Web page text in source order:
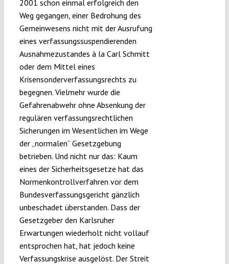
2001 schon einmal erfolgreich den
Weg gegangen, einer Bedrohung des
Gemeinwesens nicht mit der Ausrufung
eines verfassungssuspendierenden
Ausnahmezustandes à la Carl Schmitt
oder dem Mittel eines
Krisensonderverfassungsrechts zu
begegnen. Vielmehr wurde die
Gefahrenabwehr ohne Absenkung der
regulären verfassungsrechtlichen
Sicherungen im Wesentlichen im Wege
der „normalen“ Gesetzgebung
betrieben. Und nicht nur das: Kaum
eines der Sicherheitsgesetze hat das
Normenkontrollverfahren vor dem
Bundesverfassungsgericht gänzlich
unbeschadet überstanden. Dass der
Gesetzgeber den Karlsruher
Erwartungen wiederholt nicht vollauf
entsprochen hat, hat jedoch keine
Verfassungskrise ausgelöst. Der Streit